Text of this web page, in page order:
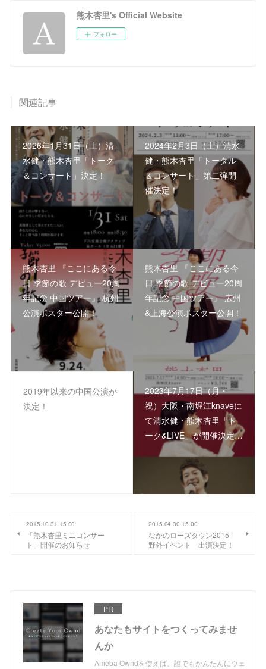
熊木杏里's Official Website
フォロー
関連記事
2026年1月31日（土）清
水健・熊木杏里「トーク
＆コンサート」決定！
2024年2月3日（土）清水
健・熊木杏里「トータル
＆コンサート」第二弾開
催決定！
熊木杏里 『ここにある今
日 季節の歌 デビュー20周
年記念 中国ツアー』 杭州
公演ポスター公開！
熊木杏里 『ここにある今
日 季節の歌 デビュー20周
年記念 中国ツアー』 広州
&上海公演ポスター公開！
2019年以来の中国公演が
決定！
2023年7月17日（月・
祝）大阪・南堀江knaveに
て清水健・熊木杏里「ト
ーク&LIVE」が開催決定…
2015.10.31 15:00
「熊木杏里ミニコンサー
ト」開催のお知らせ
2015.04.30 15:00
なかのローズタウン2015
野外イベント 出演決定！
PR
あなたもサイトをつくってみませ
んか
Ameba Owndを使えば、誰でもかんたんにウェ